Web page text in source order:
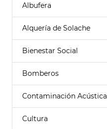
Albufera
Alquería de Solache
Bienestar Social
Bomberos
Contaminación Acústica
Cultura